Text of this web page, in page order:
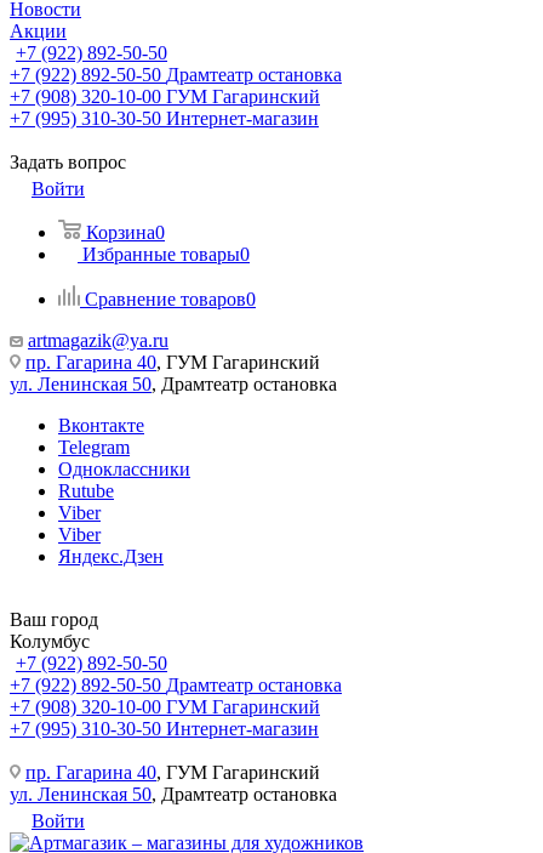
Новости
Акции
+7 (922) 892-50-50
+7 (922) 892-50-50 Драмтеатр остановка
+7 (908) 320-10-00 ГУМ Гагаринский
+7 (995) 310-30-50 Интернет-магазин
Задать вопрос
Войти
Корзина0
Избранные товары0
Сравнение товаров0
artmagazik@ya.ru
пр. Гагарина 40, ГУМ Гагаринский
ул. Ленинская 50, Драмтеатр остановка
Вконтакте
Telegram
Одноклассники
Rutube
Viber
Viber
Яндекс.Дзен
Ваш город
Колумбус
+7 (922) 892-50-50
+7 (922) 892-50-50 Драмтеатр остановка
+7 (908) 320-10-00 ГУМ Гагаринский
+7 (995) 310-30-50 Интернет-магазин
пр. Гагарина 40, ГУМ Гагаринский
ул. Ленинская 50, Драмтеатр остановка
Войти